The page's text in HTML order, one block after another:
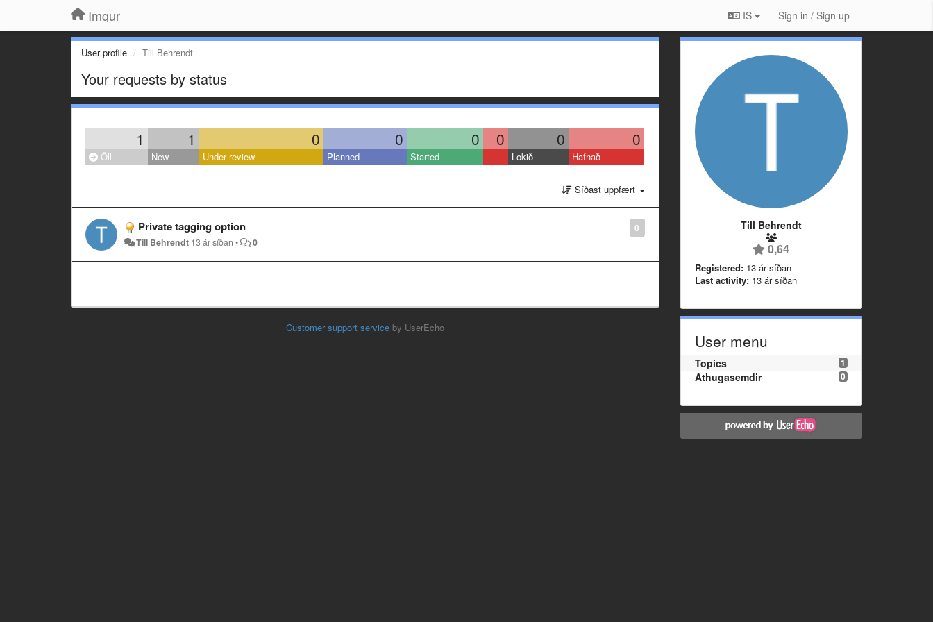
Imgur IS Sign in / Sign up
User profile Till Behrendt
Your requests by status
1 1 0 0 0 0 0 0
Öll New Under review Planned Started Lokið Hafnað
Síðast uppfært
0
Private tagging option
Till Behrendt 13 ár síðan • 0
Customer support serviceby UserEcho
Till Behrendt
0,64
Registered: 13 ár síðan
Last activity: 13 ár síðan
User menu
1
Topics
0
Athugasemdir